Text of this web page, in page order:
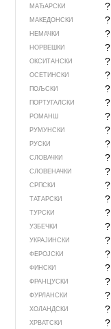
МАЂАРСКИ ?
МАКЕДОНСКИ ?
НЕМАЧКИ ?
НОРВЕШКИ ?
ОКСИТАНСКИ ?
ОСЕТИНСКИ ?
ПОЉСКИ ?
ПОРТУГАЛСКИ ?
РОМАНШ ?
РУМУНСКИ ?
РУСКИ ?
СЛОВАЧКИ ?
СЛОВЕНАЧКИ ?
СРПСКИ ?
ТАТАРСКИ ?
ТУРСКИ ?
УЗБЕЧКИ ?
УКРАЈИНСКИ ?
ФЕРОЈСКИ ?
ФИНСКИ ?
ФРАНЦУСКИ ?
ФУРЛАНСКИ ?
ХОЛАНДСКИ ?
ХРВАТСКИ ?